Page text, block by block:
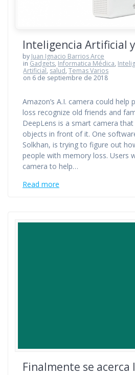
Inteligencia Artificial
by Juan Ignacio Barrios Arce
in Gadgets, Informatica Médica,
Artificial, salud,Temas Varios
on 6 de septiembre de 2018
Amazon’s A.I. camera could
loss recognize old friends and
DeepLens is a smart camera
objects in front of it. One
Solkhan, is trying to figure out
people with memory loss. Users
camera to help…
Read more
Finalmente se acerca